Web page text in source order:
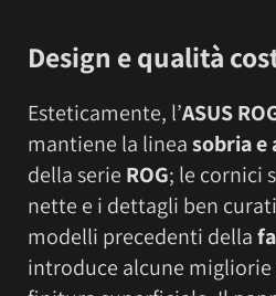
Design e qualità
Esteticamente, l’ASUS
mantiene la lineasobria e
della serie ROG; le cornici
nette e i dettagli ben
modelli precedenti della
introduce alcune